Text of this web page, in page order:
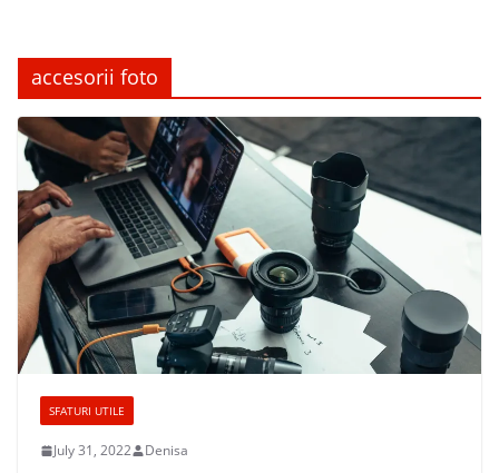
accesorii foto
SFATURI UTILE
July 31, 2022 Denisa